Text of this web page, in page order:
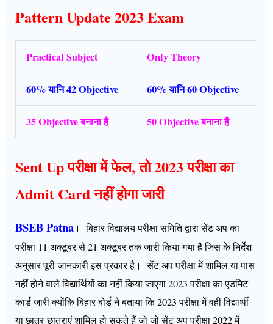
Pattern Update 2023 Exam
Practical Subject Only Theory
60% यानि 42 Objective 60% यानि 60 Objective
35 Objective बनाना है 50 Objectiveबनाना है
Sent Up परीक्षा में फेल, तो 2023 परीक्षा का
Admit Card नहीं होगा जारी
BSEB Patna । बिहार विद्यालय परीक्षा समिति द्वारा सेंट अप का
परीक्षा 11 अक्टूबर से 21 अक्टूबर तक जारी किया गया है जिस के निर्देश
अनुसार पूरी जानकारी इस प्रकार है। सेंट अप परीक्षा में शामिल या पास
नहीं होने वाले विद्यार्थियों का नहीं किया जाएगा 2023 परीक्षा का एडमिट
कार्ड जारी क्योंकि बिहार बोर्ड ने बताया कि 2023 परीक्षा में वही विद्यार्थी
या छात्र-छात्राएं शामिल हो सकते हैं जो जो सेंट अप परीक्षा 2022 में